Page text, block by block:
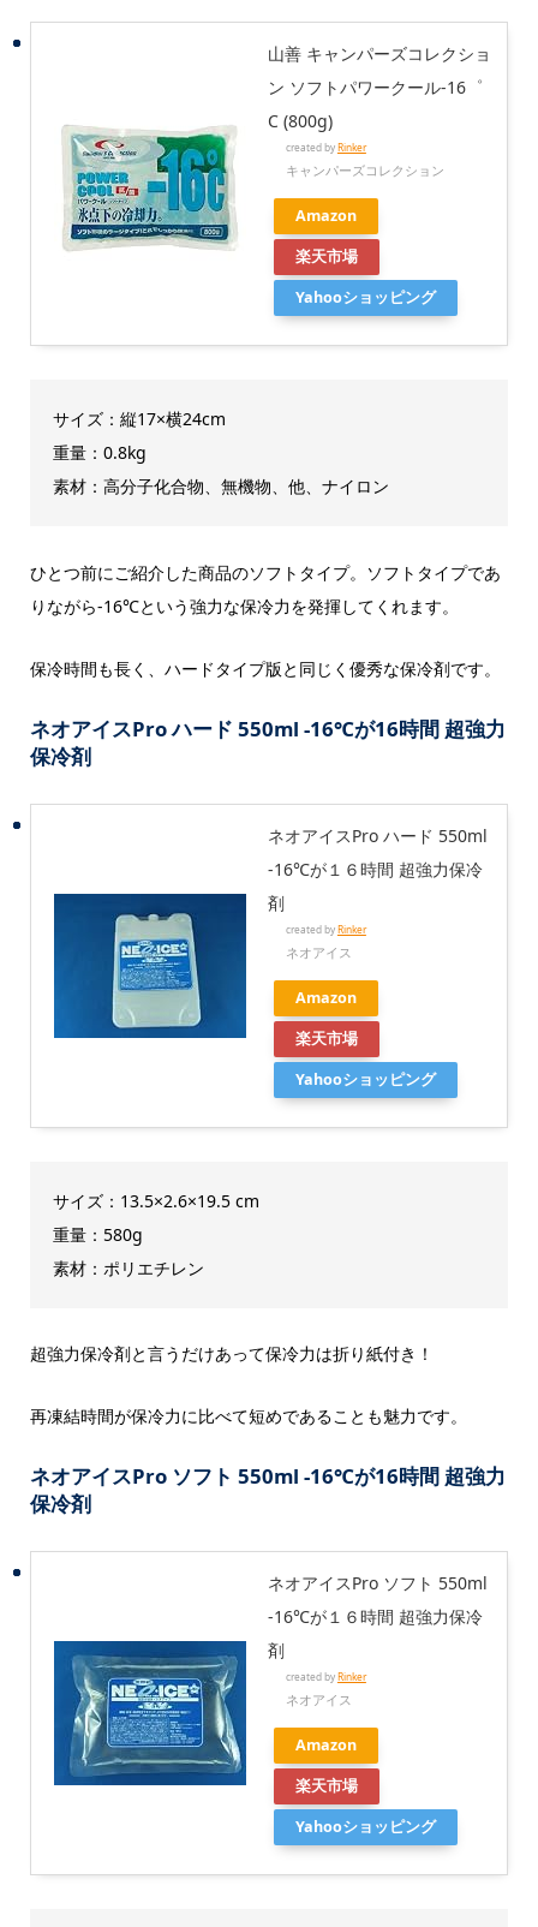
山善 キャンパーズコレクショ
ン ソフトパワークール-16゜
C (800g)
created byRinker
キャンパーズコレクション
Amazon
楽天市場
Yahooショッピング
サイズ：縦17×横24cm
重量：0.8kg
素材：高分子化合物、無機物、他、ナイロン
ひとつ前にご紹介した商品のソフトタイプ。ソフトタイプであ
りながら-16℃という強力な保冷力を発揮してくれます。
保冷時間も長く、ハードタイプ版と同じく優秀な保冷剤です。
ネオアイスPro ハード 550ml -16℃が16時間 超強力
保冷剤
ネオアイスPro ハード 550ml
-16℃が１６時間 超強力保冷
剤
created byRinker
ネオアイス
Amazon
楽天市場
Yahooショッピング
サイズ：13.5×2.6×19.5 cm
重量：580g
素材：ポリエチレン
超強力保冷剤と言うだけあって保冷力は折り紙付き！
再凍結時間が保冷力に比べて短めであることも魅力です。
ネオアイスPro ソフト 550ml -16℃が16時間 超強力
保冷剤
ネオアイスPro ソフト 550ml
-16℃が１６時間 超強力保冷
剤
created by Rinker
ネオアイス
Amazon
楽天市場
Yahooショッピング